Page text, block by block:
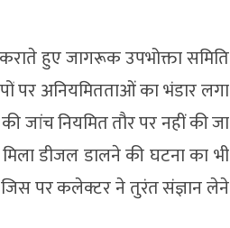
हुए जागरूक उपभोक्ता समिति
पर अनियमितताओं का भंडार लगा
जांच नियमित तौर पर नहीं की जा
मिला डीजल डालने की घटना का भी
पर कलेक्टर ने तुरंत संज्ञान लेने